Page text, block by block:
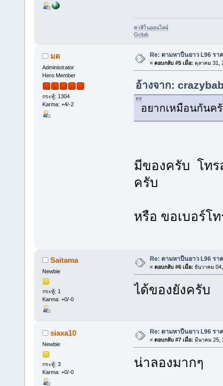
คาสิโนออนไลน์
Gclub
มด
Administrator
Hero Member
กระทู้: 1304
Karma: +4/-2
Re: ตามหาปืนยาว L96 รา
« ตอบกลับ #5 เมื่อ: ตุลาคม 31,
อ้างจาก:
อยากเหมือนกันค
มีของครับ โทร
ครับ
หรือ ขอเบอร์โ
Saitama
Newbie
กระทู้: 1
Karma: +0/-0
Re: ตามหาปืนยาว L96 รา
« ตอบกลับ #6 เมื่อ: ธันวาคม
ได้ของยังครับ
siaxa10
Newbie
กระทู้: 3
Karma: +0/-0
Re: ตามหาปืนยาว L96 รา
« ตอบกลับ #7 เมื่อ: มีนาคม 25,
น่าลองมากๆ